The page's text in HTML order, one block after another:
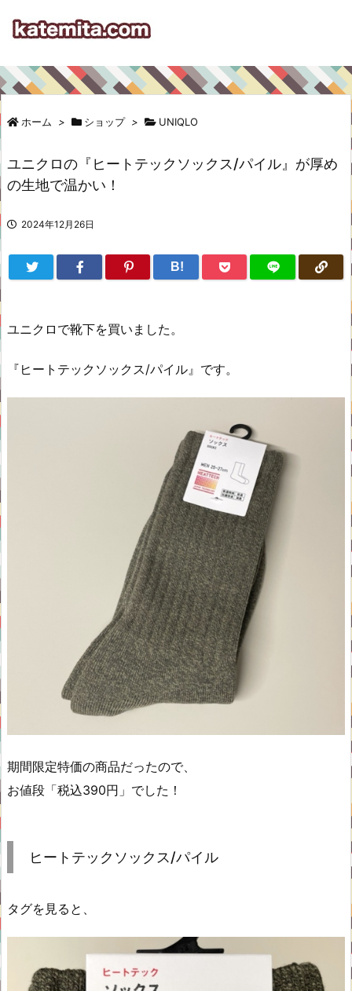
ホーム > ショップ > UNIQLO
ユニクロの『ヒートテックソックス/パイル』が厚め
の生地で温かい！
2024年12月26日
B!
ユニクロで靴下を買いました。
『ヒートテックソックス/パイル』です。
期間限定特価の商品だったので、
お値段「税込390円」でした！
ヒートテックソックス/パイル
タグを見ると、